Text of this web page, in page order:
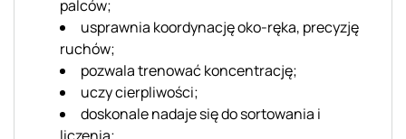
palców;
usprawnia koordynację oko-ręka, precyzję
ruchów;
pozwala trenować koncentrację;
uczy cierpliwości;
doskonale nadaje się do sortowania i